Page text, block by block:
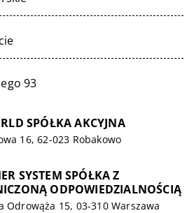
93
SPÓŁKA AKCYJNA
16, 62-023 Robakowo
SYSTEM SPÓŁKA Z
ODPOWIEDZIALNOŚCIĄ
Odrowąża 15, 03-310 Warszawa